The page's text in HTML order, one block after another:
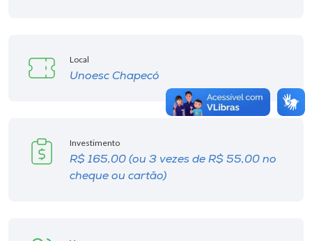
Local
Unoesc Chapecó
Investimento
R$ 165,00 (ou 3 vezes de R$ 55,00 no
cheque ou cartão)